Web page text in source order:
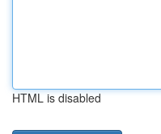
HTML is disabled